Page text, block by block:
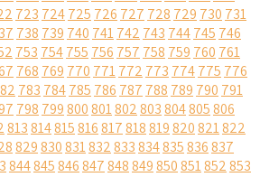
723 724725 726 727 728 729 730 731
738 739 740 741742 743 744745 746
753 754755 756 757 758 759 760 761
768 769 770 771772 773 774775 776
783 784785 786 787 788 789 790 791
798 799800801802803804805806
813814815816817818819820821822
829830831832833834835836837
844845846847848849850851852853